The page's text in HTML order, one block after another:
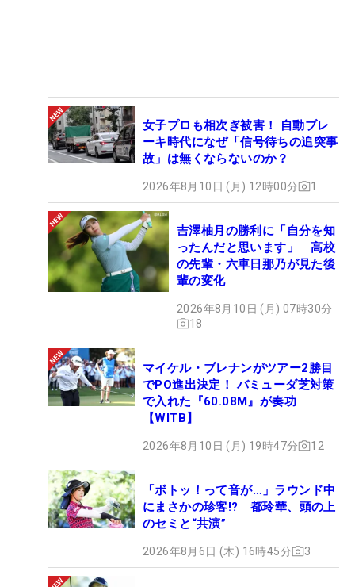
女子プロも相次ぎ被害！ 自動ブレ
ーキ時代になぜ「信号待ちの追突事
故」は無くならないのか？
2026年8月10日 (月) 12時00分 1
吉澤柚月の勝利に「自分を知
ったんだと思います」 高校
の先輩・六車日那乃が見た後
輩の変化
2026年8月10日 (月) 07時30分
18
マイケル・ブレナンがツアー2勝目
でPO進出決定！ バミューダ芝対策
で入れた『60.08M』が奏功
【WITB】
2026年8月10日 (月) 19時47分 12
「ボトッ！って音が…」ラウンド中
にまさかの珍客!? 都玲華、頭の上
のセミと“共演”
2026年8月6日 (木) 16時45分 3